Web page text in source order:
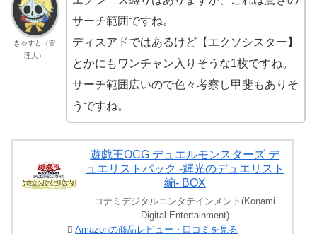
きゃすと（管
理人）
サーチ範囲ですね。
ディスアドではあるけど【エクソシスター】
とかにもワンチャン入りそうな1枚ですね。
サーチ範囲広いので色々考察し甲斐もありそ
うですね。
遊戯王OCG デュエルモンスターズ デ
ュエリストパック -輝光のデュエリスト
編- BOX
コナミデジタルエンタテインメント(Konami
Digital Entertainment)
Amazonの商品レビュー・口コミを見る